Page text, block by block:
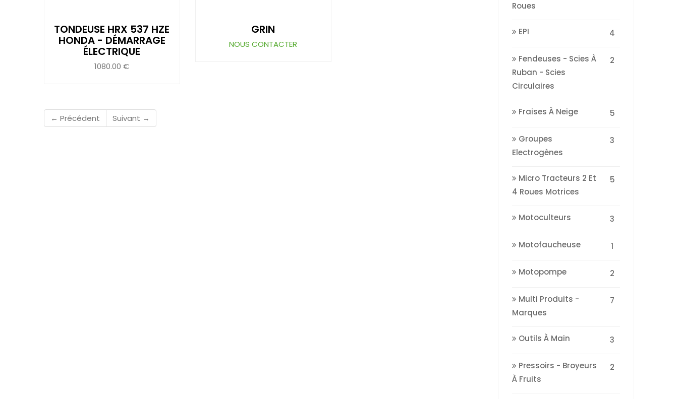
TONDEUSE HRX 537 HZE
HONDA - DÉMARRAGE
ÉLECTRIQUE
1080.00 €
GRIN
NOUS CONTACTER
← Précédent Suivant →
Roues
EPI 4
Fendeuses - Scies À
Ruban - Scies
Circulaires
2
Fraises À Neige 5
Groupes
Electrogènes
3
Micro Tracteurs 2 Et
4 Roues Motrices
5
Motoculteurs 3
Motofaucheuse 1
Motopompe 2
Multi Produits -
Marques
7
Outils À Main 3
Pressoirs - Broyeurs
À Fruits
2